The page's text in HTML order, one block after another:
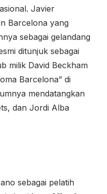
Javier
Barcelona yang
sebagai gelandang
ditunjuk sebagai
milik David Beckham
Barcelona” di
mendatangkan
dan Jordi Alba
sebagai pelatih